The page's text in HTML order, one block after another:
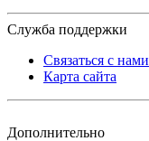
Служба поддержки
Связаться с нами
Карта сайта
Дополнительно